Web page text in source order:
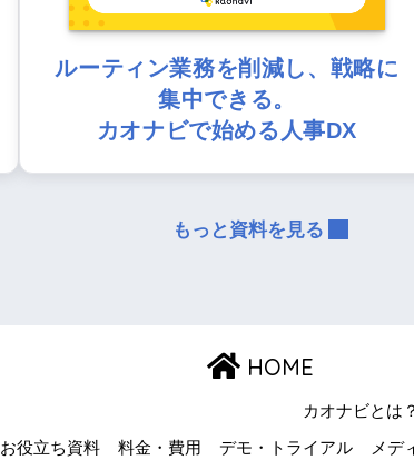
ルーティン業務を削減し、戦略に
集中できる。
カオナビで始める人事DX
もっと資料を見る
HOME
カオナビとは？
お役立ち資料 料金・費用 デモ・トライアル メデ